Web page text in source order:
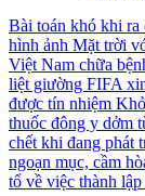
Bài toán khó khi ra
hình ảnh Mặt trời
Việt Nam chữa
liệt giường FIFA
được tín nhiệm
thuốc đông y dởm
chết khi đang phát
ngoạn mục, cầm
tổ về việc thành